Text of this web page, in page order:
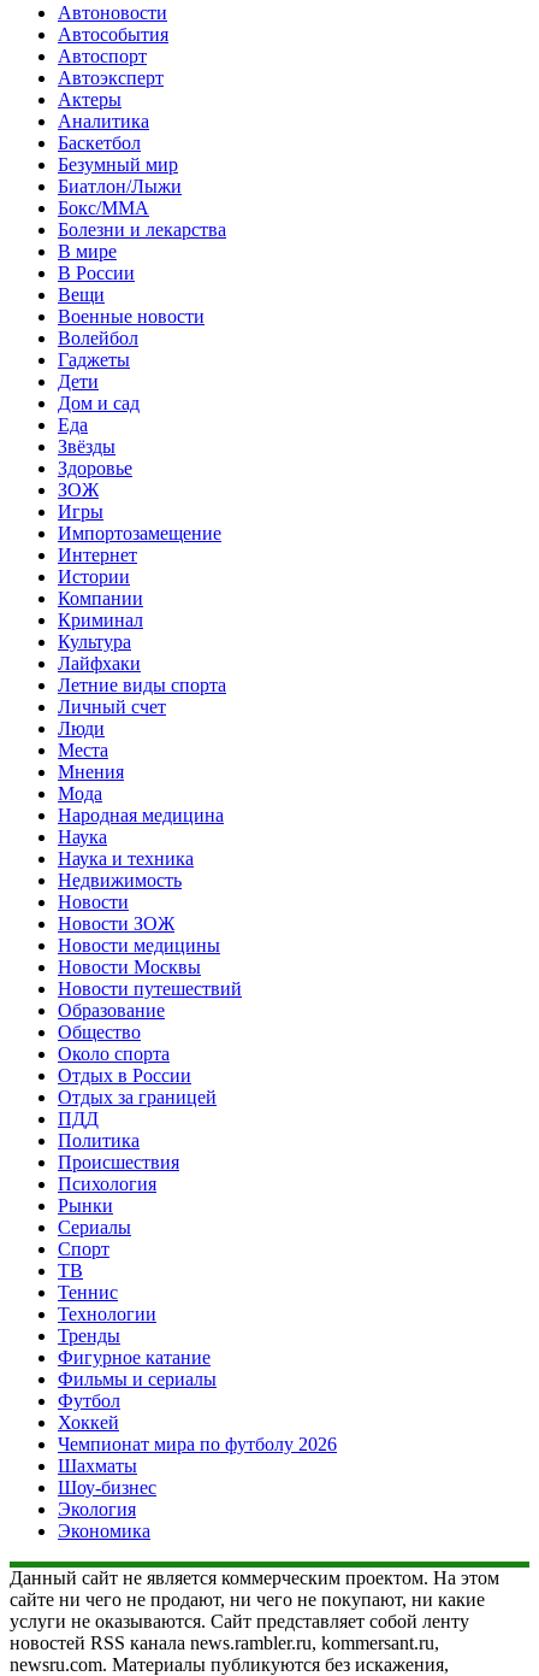
Автоновости
Автособытия
Автоспорт
Автоэксперт
Актеры
Аналитика
Баскетбол
Безумный мир
Биатлон/Лыжи
Бокс/MMA
Болезни и лекарства
В мире
В России
Вещи
Военные новости
Волейбол
Гаджеты
Дети
Дом и сад
Еда
Звёзды
Здоровье
ЗОЖ
Игры
Импортозамещение
Интернет
Истории
Компании
Криминал
Культура
Лайфхаки
Летние виды спорта
Личный счет
Люди
Места
Мнения
Мода
Народная медицина
Наука
Наука и техника
Недвижимость
Новости
Новости ЗОЖ
Новости медицины
Новости Москвы
Новости путешествий
Образование
Общество
Около спорта
Отдых в России
Отдых за границей
ПДД
Политика
Происшествия
Психология
Рынки
Сериалы
Спорт
ТВ
Теннис
Технологии
Тренды
Фигурное катание
Фильмы и сериалы
Футбол
Хоккей
Чемпионат мира по футболу 2026
Шахматы
Шоу-бизнес
Экология
Экономика
Данный сайт не является коммерческим проектом. На этом
сайте ни чего не продают, ни чего не покупают, ни какие
услуги не оказываются. Сайт представляет собой ленту
новостей RSS канала news.rambler.ru, kommersant.ru,
newsru.com. Материалы публикуются без искажения,